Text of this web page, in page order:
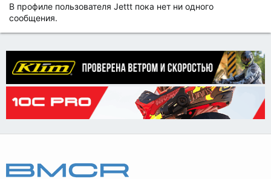
В профиле пользователя Jettt пока нет ни одного
сообщения.